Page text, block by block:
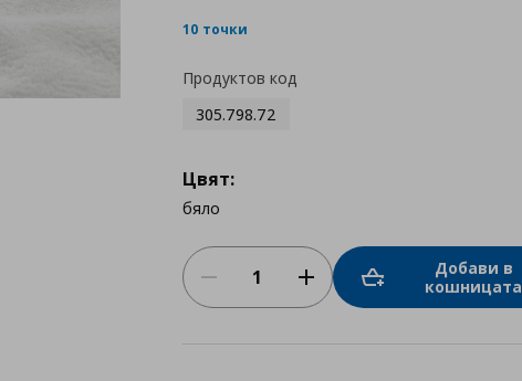
10 точки
Продуктов код
305.798.72
Цвят:
бяло
Добави в
кошницата